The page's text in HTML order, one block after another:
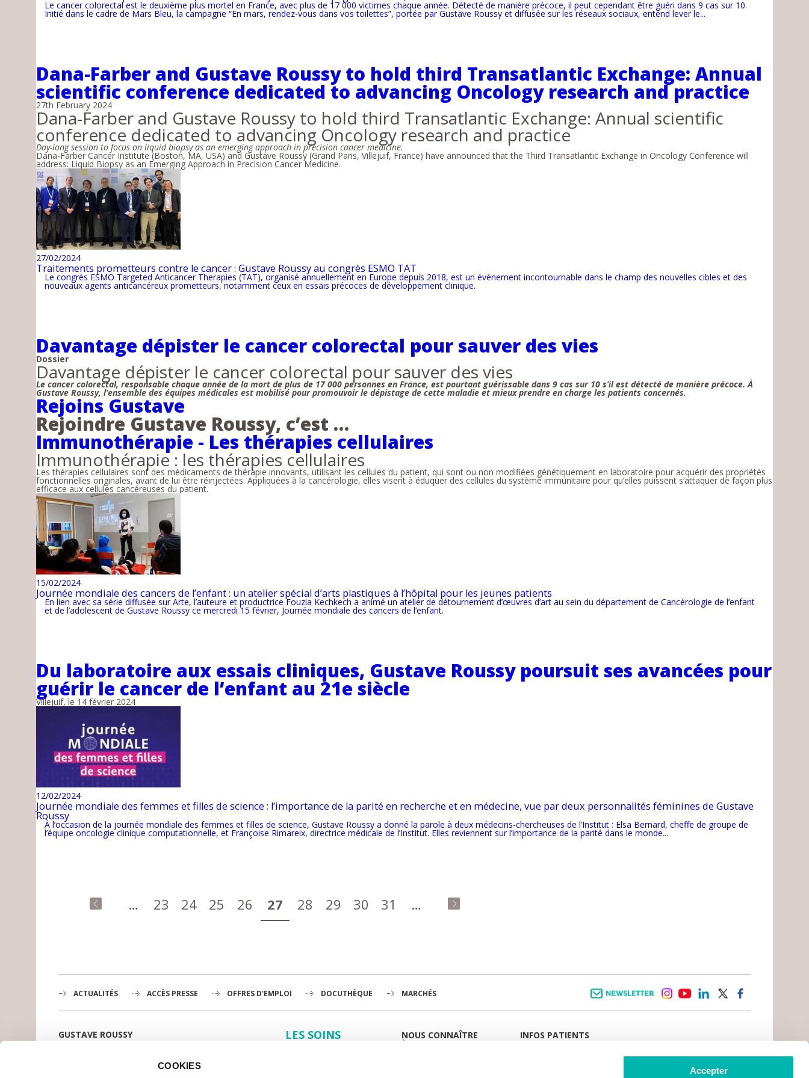
COOKIES Accepter
Le cancer colorectal est le deuxième plus mortel en France, avec plus de 17 000 victimes chaque année. Détecté de manière précoce, il peut cependant être guéri dans 9 cas sur 10.
Initié dans le cadre de Mars Bleu, la campagne “En mars, rendez-vous dans vos toilettes”, portée par Gustave Roussy et diffusée sur les réseaux sociaux, entend lever le...
Dana-Farber and Gustave Roussy to hold third Transatlantic Exchange: Annual
scientific conference dedicated to advancing Oncology research and practice
27th February 2024
Dana-Farber and Gustave Roussy to hold third Transatlantic Exchange: Annual scientific
conference dedicated to advancing Oncology research and practice
Day-long session to focus on liquid biopsy as an emerging approach in precision cancer medicine.
Dana-Farber Cancer Institute (Boston, MA, USA) and Gustave Roussy (Grand Paris, Villejuif, France) have announced that the Third Transatlantic Exchange in Oncology Conference will
address: Liquid Biopsy as an Emerging Approach in Precision Cancer Medicine.
27/02/2024
Traitements prometteurs contre le cancer : Gustave Roussy au congrès ESMO TAT
Le congrès ESMO Targeted Anticancer Therapies (TAT), organisé annuellement en Europe depuis 2018, est un événement incontournable dans le champ des nouvelles cibles et des
nouveaux agents anticancéreux prometteurs, notamment ceux en essais précoces de développement clinique.
Davantage dépister le cancer colorectal pour sauver des vies
Dossier
Davantage dépister le cancer colorectal pour sauver des vies
Le cancer colorectal, responsable chaque année de la mort de plus de 17 000 personnes en France, est pourtant guérissable dans 9 cas sur 10 s’il est détecté de manière précoce. À
Gustave Roussy, l’ensemble des équipes médicales est mobilisé pour promouvoir le dépistage de cette maladie et mieux prendre en charge les patients concernés.
Rejoins Gustave
Rejoindre Gustave Roussy, c’est …
Immunothérapie - Les thérapies cellulaires
Immunothérapie : les thérapies cellulaires
Les thérapies cellulaires sont des médicaments de thérapie innovants, utilisant les cellules du patient, qui sont ou non modifiées génétiquement en laboratoire pour acquérir des propriétés
fonctionnelles originales, avant de lui être réinjectées. Appliquées à la cancérologie, elles visent à éduquer des cellules du système immunitaire pour qu’elles puissent s’attaquer de façon plus
efficace aux cellules cancéreuses du patient.
15/02/2024
Journée mondiale des cancers de l’enfant : un atelier spécial d’arts plastiques à l’hôpital pour les jeunes patients
En lien avec sa série diffusée sur Arte, l’auteure et productrice Fouzia Kechkech a animé un atelier de détournement d’œuvres d’art au sein du département de Cancérologie de l’enfant
et de l’adolescent de Gustave Roussy ce mercredi 15 février, Journée mondiale des cancers de l’enfant.
Du laboratoire aux essais cliniques, Gustave Roussy poursuit ses avancées pour
guérir le cancer de l’enfant au 21e siècle
Villejuif, le 14 février 2024
12/02/2024
Journée mondiale des femmes et filles de science : l’importance de la parité en recherche et en médecine, vue par deux personnalités féminines de Gustave
Roussy
À l’occasion de la journée mondiale des femmes et filles de science, Gustave Roussy a donné la parole à deux médecins-chercheuses de l’Institut : Elsa Bernard, cheffe de groupe de
l’équipe oncologie clinique computationnelle, et Françoise Rimareix, directrice médicale de l’Institut. Elles reviennent sur l’importance de la parité dans le monde...
Pages … 23 24 25 26 27 28 29 30 31 …
ACTUALITÉS ACCÈS PRESSE OFFRES D'EMPLOI DOCUTHÈQUE MARCHÉS
GUSTAVE ROUSSY
LES SOINS
NOUS CONNAÎTRE
À LA UNE
INFOS PATIENTS